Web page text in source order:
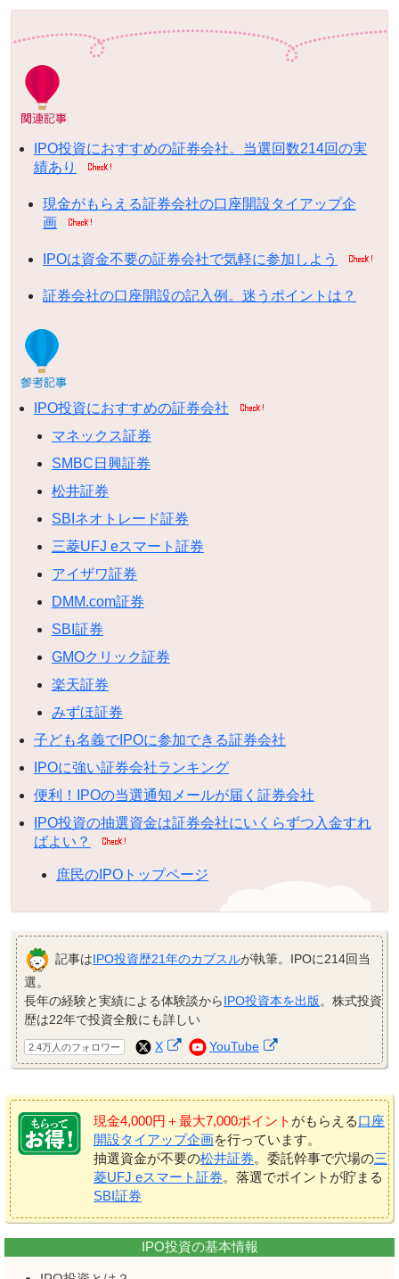
IPO投資におすすめの証券会社。当選回数214回の実
績あり
現金がもらえる証券会社の口座開設タイアップ企
画
IPOは資金不要の証券会社で気軽に参加しよう
証券会社の口座開設の記入例。迷うポイントは？
IPO投資におすすめの証券会社
マネックス証券
SMBC日興証券
松井証券
SBIネオトレード証券
三菱UFJ eスマート証券
アイザワ証券
DMM.com証券
SBI証券
GMOクリック証券
楽天証券
みずほ証券
子ども名義でIPOに参加できる証券会社
IPOに強い証券会社ランキング
便利！IPOの当選通知メールが届く証券会社
IPO投資の抽選資金は証券会社にいくらずつ入金すれ
ばよい？
庶民のIPOトップページ
記事はIPO投資歴21年のカブスルが執筆。IPOに214回当
選。
長年の経験と実績による体験談からIPO投資本を出版。株式投資
歴は22年で投資全般にも詳しい
2.4万人のフォロワー X YouTube
現金4,000円＋最大7,000ポイント がもらえる口座
開設タイアップ企画を行っています。
抽選資金が不要の松井証券。委託幹事で穴場の三
菱UFJ eスマート証券。落選でポイントが貯まる
SBI証券
IPO投資の基本情報